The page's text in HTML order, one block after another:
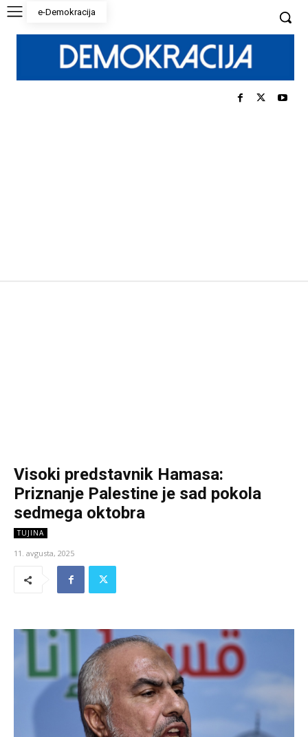
e-Demokracija
Visoki predstavnik Hamasa:
Priznanje Palestine je sad pokola
sedmega oktobra
TUJINA
11. avgusta, 2025